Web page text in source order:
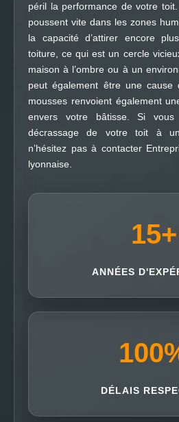
péril la performance de votre
poussent vite dans les zones
la capacité d’attirer encore
toiture, ce qui est un cercle
maison à l’ombre ou à un
peut également être une cause
mousses renvoient également
envers votre bâtisse. Si
décrassage de votre toit à
n’hésitez pas à contacter
lyonnaise.
15+
ANNÉES
100
DÉLAIS